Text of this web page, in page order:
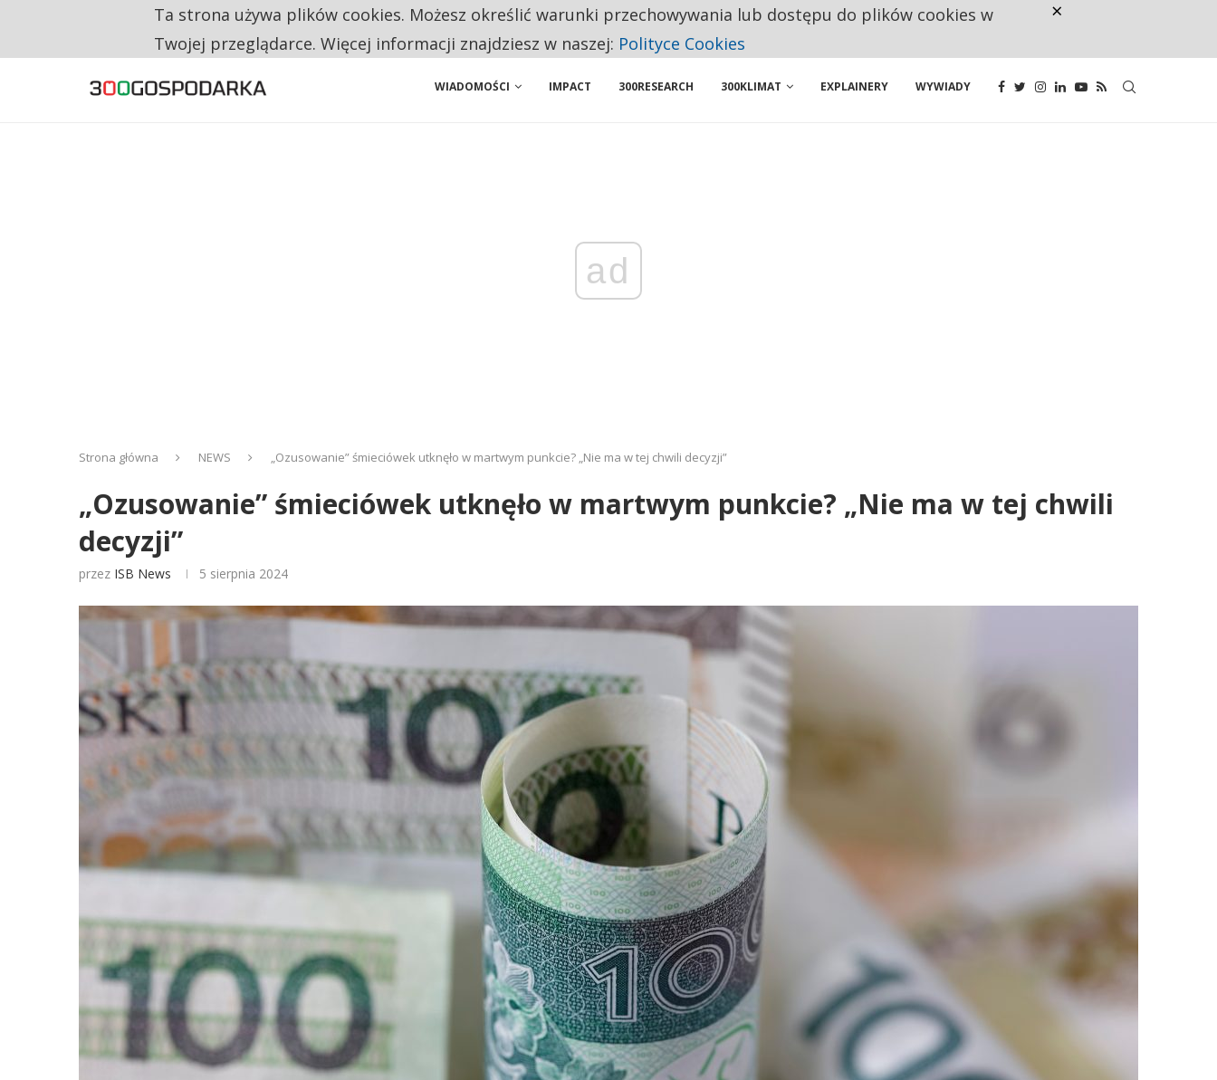
CO TRZECIĄ ZŁOTÓWKĘ Z EMERYTURY SENIORZY PRZEZNACZAJĄ NA PODSTAWOWE ZAKUPY
WIADOMOŚCI IMPACT 300RESEARCH 300KLIMAT EXPLAINERY WYWIADY
ad
Strona główna NEWS „Ozusowanie” śmieciówek utknęło w martwym punkcie? „Nie ma w tej chwili decyzji”
„Ozusowanie” śmieciówek utknęło w martwym punkcie? „Nie ma w tej chwili
decyzji”
przez ISB News 5 sierpnia 2024
Ta strona używa plików cookies. Możesz określić warunki przechowywania lub dostępu do plików cookies w
Twojej przeglądarce. Więcej informacji znajdziesz w naszej: Polityce Cookies
×